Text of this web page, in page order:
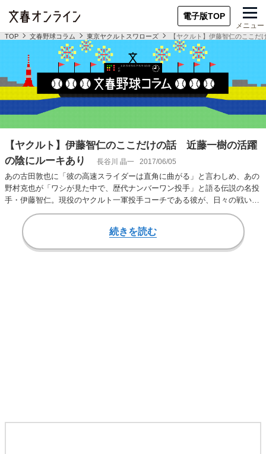
電子版TOP
メニュー
TOP 文春野球コラム 東京ヤクルトスワローズ 【ヤクルト】伊藤智仁のここ
【ヤクルト】伊藤智仁のここだけの話 近藤一樹の活躍
の陰にルーキあり
長谷川 晶一 2017/06/05
あの古田敦也に「彼の高速スライダーは直角に曲がる」と言わしめ、あの
野村克也が「ワシが見た中で、歴代ナンバーワン投手」と語る伝説の名投
手・伊藤智仁。現役のヤクルト一軍投手コーチである彼が、日々の戦いを
赤裸々に振り返る…
続きを読む